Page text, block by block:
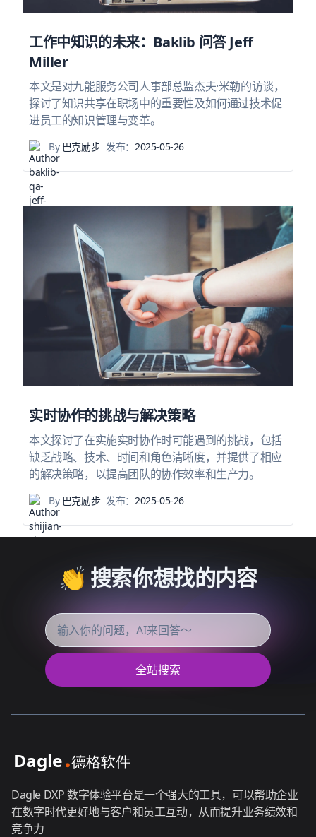
工作中知识的未来：Baklib 问答 Jeff
Miller
本文是对九能服务公司人事部总监杰夫·米勒的访谈，
探讨了知识共享在职场中的重要性及如何通过技术促
进员工的知识管理与变革。
By巴克励步 发布：2025-05-26
实时协作的挑战与解决策略
本文探讨了在实施实时协作时可能遇到的挑战，包括
缺乏战略、技术、时间和角色清晰度，并提供了相应
的解决策略，以提高团队的协作效率和生产力。
By巴克励步 发布： 2025-05-26
👏 搜索你想找的内容
全站搜索
Dagle DXP 数字体验平台是一个强大的工具，可以帮助企业
在数字时代更好地与客户和员工互动，从而提升业务绩效和
竞争力